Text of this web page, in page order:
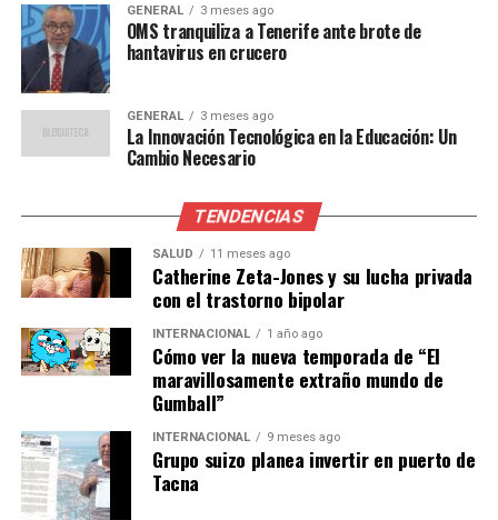
“La transición hacia
energías renovables es
crucial, pero no podemos
ignorar la necesidad de un
respaldo confiable durante
el proceso,” comenta la
experta en energía
renovable, Ana López.
Los expertos coinciden en que, aunque las energías
renovables son el futuro, la infraestructura actual de
Europa no está preparada para un cambio inmediato. La
inversión en tecnologías de almacenamiento de energía
y la modernización de la red eléctrica son pasos
necesarios para facilitar esta transición.
GENERAL 3 meses ago
OMS tranquiliza a Tenerife ante brote de
hantavirus en crucero
GENERAL 3 meses ago
La Innovación Tecnológica en la Educación: Un
Cambio Necesario
TENDENCIAS
SALUD 11 meses ago
Catherine Zeta-Jones y su lucha privada
con el trastorno bipolar
INTERNACIONAL 1 año ago
Cómo ver la nueva temporada de “El
maravillosamente extraño mundo de
Gumball”
INTERNACIONAL 9 meses ago
Grupo suizo planea invertir en puerto de
Tacna